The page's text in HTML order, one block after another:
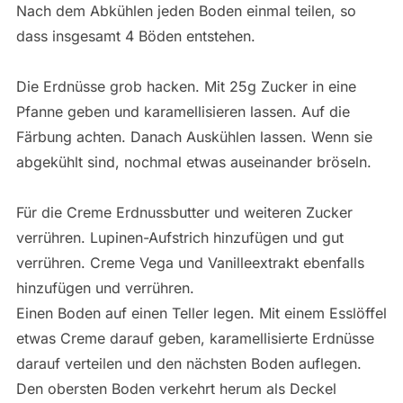
Nach dem Abkühlen jeden Boden einmal teilen, so
dass insgesamt 4 Böden entstehen.
Die Erdnüsse grob hacken. Mit 25g Zucker in eine
Pfanne geben und karamellisieren lassen. Auf die
Färbung achten. Danach Auskühlen lassen. Wenn sie
abgekühlt sind, nochmal etwas auseinander bröseln.
Für die Creme Erdnussbutter und weiteren Zucker
verrühren. Lupinen-Aufstrich hinzufügen und gut
verrühren. Creme Vega und Vanilleextrakt ebenfalls
hinzufügen und verrühren.
Einen Boden auf einen Teller legen. Mit einem Esslöffel
etwas Creme darauf geben, karamellisierte Erdnüsse
darauf verteilen und den nächsten Boden auflegen.
Den obersten Boden verkehrt herum als Deckel